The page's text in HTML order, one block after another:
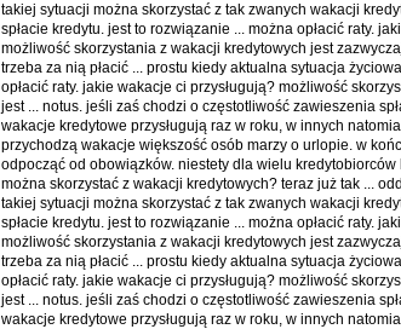
takiej sytuacji można skorzystać z tak zwanych wakacji
spłacie kredytu. jest to rozwiązanie ... można opłacić raty.
możliwość skorzystania z wakacji kredytowych jest
trzeba za nią płacić ... prostu kiedy aktualna sytuacja
opłacić raty. jakie wakacje ci przysługują? możliwość
jest ... notus. jeśli zaś chodzi o częstotliwość zawieszenia
wakacje kredytowe przysługują raz w roku, w innych
przychodzą wakacje większość osób marzy o urlopie. w
odpocząć od obowiązków. niestety dla wielu kredytobiorców
można skorzystać z wakacji kredytowych? teraz już tak ...
takiej sytuacji można skorzystać z tak zwanych wakacji
spłacie kredytu. jest to rozwiązanie ... można opłacić raty.
możliwość skorzystania z wakacji kredytowych jest
trzeba za nią płacić ... prostu kiedy aktualna sytuacja
opłacić raty. jakie wakacje ci przysługują? możliwość
jest ... notus. jeśli zaś chodzi o częstotliwość zawieszenia
wakacje kredytowe przysługują raz w roku, w innych